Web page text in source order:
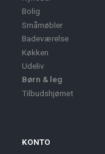
Bolig
Småmøbler
Badeværelse
Køkken
Udeliv
Børn & leg
Tilbudshjørnet
KONTO